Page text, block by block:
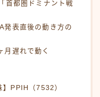
首都圏ドミナント戦
発表直後の動き方の
月遅れで動く
】PPIH（7532）